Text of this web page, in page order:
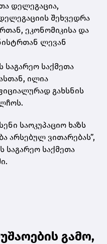
დელეგაცია,
შეხვედრა
ეკონომიკისა და
ლევან
საგარეო საქმეთა
ილია
გახსნის
საოკუპაციო ხაზს
არსებულ ვითარებას”,
საგარეო საქმეთა
გამო,